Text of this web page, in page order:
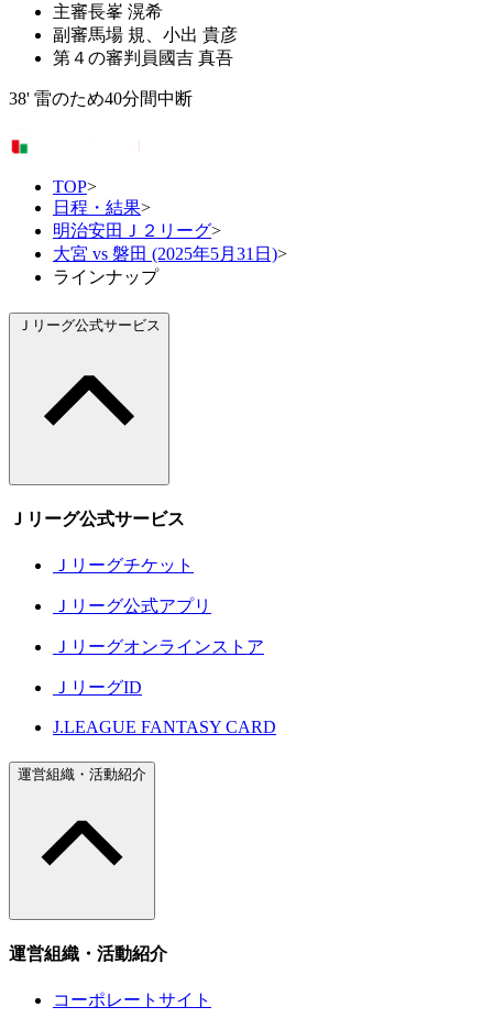
主審長峯 滉希
副審馬場 規、小出 貴彦
第４の審判員 國吉 真吾
38' 雷のため40分間中断
TOP>
日程・結果>
明治安田Ｊ２リーグ>
大宮 vs 磐田 (2025年5月31日)>
ラインナップ
Ｊリーグ公式サービス
Ｊリーグ公式サービス
Ｊリーグチケット
Ｊリーグ公式アプリ
Ｊリーグオンラインストア
ＪリーグID
J.LEAGUE FANTASY CARD
運営組織・活動紹介
運営組織・活動紹介
コーポレートサイト